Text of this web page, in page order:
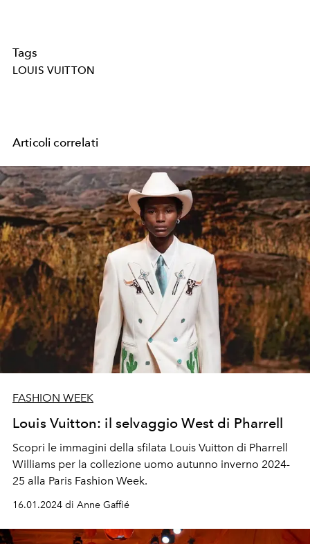
Tags
LOUIS VUITTON
Articoli correlati
FASHION WEEK
Louis Vuitton: il selvaggio West di Pharrell
Scopri le immagini della sfilata Louis Vuitton di Pharrell
Williams per la collezione uomo autunno inverno 2024-
25 alla Paris Fashion Week.
16.01.2024 di Anne Gaffié